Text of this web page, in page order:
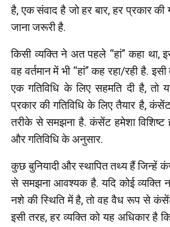
है, एक संवाद है जो हर बार, हर प्रकार की
जाना जरूरी है.
किसी व्यक्ति ने अत पहले “हां” कहा था,
वह वर्तमान में भी “हां” कह रहा/रही है.
एक गतिविधि के लिए सहमति दी है, तो
प्रकार की गतिविधि के लिए तैयार है,
तरीके से समझना है. कंसेंट हमेशा विशिष्ट
और गतिविधि के अनुसार.
कुछ बुनियादी और स्थापित तथ्य हैं जिन्हें
से समझना आवश्यक है. यदि कोई व्यक्ति
नशे की स्थिति में है, तो वह वैध रूप से
इसी तरह, हर व्यक्ति को यह अधिकार है